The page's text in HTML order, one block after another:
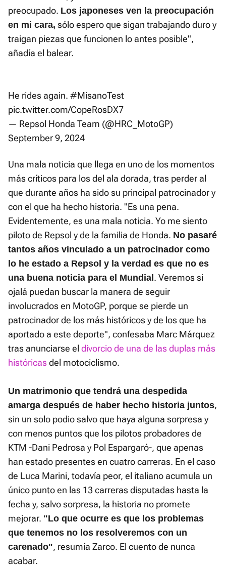
preocupado. Los japoneses ven la preocupación
en mi cara, sólo espero que sigan trabajando duro y
traigan piezas que funcionen lo antes posible",
añadía el balear.
He rides again. #MisanoTest
pic.twitter.com/CopeRosDX7
— Repsol Honda Team (@HRC_MotoGP)
September 9, 2024
Una mala noticia que llega en uno de los momentos
más críticos para los del ala dorada, tras perder al
que durante años ha sido su principal patrocinador y
con el que ha hecho historia. "Es una pena.
Evidentemente, es una mala noticia. Yo me siento
piloto de Repsol y de la familia de Honda. No pasaré
tantos años vinculado a un patrocinador como
lo he estado a Repsol y la verdad es que no es
una buena noticia para el Mundial . Veremos si
ojalá puedan buscar la manera de seguir
involucrados en MotoGP, porque se pierde un
patrocinador de los más históricos y de los que ha
aportado a este deporte", confesaba Marc Márquez
tras anunciarse el divorcio de una de las duplas más
históricasdel motociclismo.
Un matrimonio que tendrá una despedida
amarga después de haber hecho historia juntos,
sin un solo podio salvo que haya alguna sorpresa y
con menos puntos que los pilotos probadores de
KTM -Dani Pedrosa y Pol Espargaró-, que apenas
han estado presentes en cuatro carreras. En el caso
de Luca Marini, todavía peor, el italiano acumula un
único punto en las 13 carreras disputadas hasta la
fecha y, salvo sorpresa, la historia no promete
mejorar. "Lo que ocurre es que los problemas
que tenemos no los resolveremos con un
carenado", resumía Zarco. El cuento de nunca
acabar.